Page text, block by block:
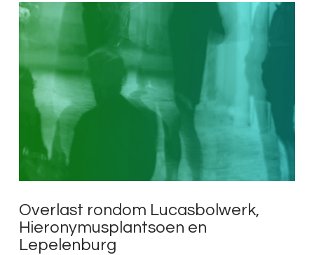
Overlast rondom Lucasbolwerk,
Hieronymusplantsoen en
Lepelenburg